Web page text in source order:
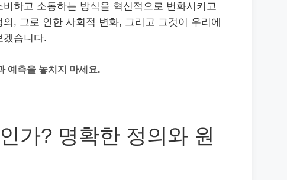
하고 소통하는 방식을 혁신적으로 변화시키고
, 그로 인한 사회적 변화, 그리고 그것이 우리에
겠습니다.
예측을 놓치지 마세요.
가? 명확한 정의와 원